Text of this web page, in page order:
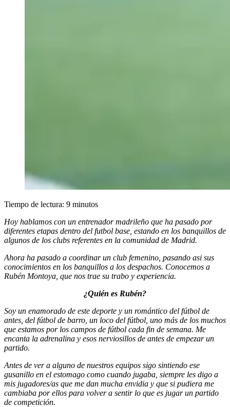
Tiempo de lectura: 9 minutos
Hoy hablamos con un entrenador madrileño que ha pasado por
diferentes etapas dentro del futbol base, estando en los banquillos de
algunos de los clubs referentes en la comunidad de Madrid.
Ahora ha pasado a coordinar un club femenino, pasando asi sus
conocimientos en los banquillos a los despachos. Conocemos a
Rubén Montoya, que nos trae su trabo y experiencia.
¿Quién es Rubén?
Soy un enamorado de este deporte y un romántico del fútbol de
antes, del fútbol de barro, un loco del fútbol, uno más de los muchos
que estamos por los campos de fútbol cada fin de semana. Me
encanta la adrenalina y esos nerviosillos de antes de empezar un
partido.
Antes de ver a alguno de nuestros equipos sigo sintiendo ese
gusanillo en el estomago como cuando jugaba, siempre les digo a
mis jugadores/as que me dan mucha envidia y que si pudiera me
cambiaba por ellos para volver a sentir lo que es jugar un partido
de competición.